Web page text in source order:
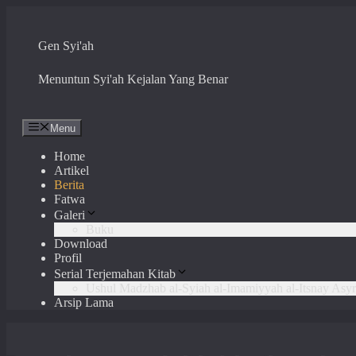
contentGen Syi'ah
Menuntun Syi'ah Kejalan Yang Benar
Menu
Home
Artikel
Berita
Fatwa
Galeri
Download
Profil
Serial Terjemahan Kitab
Arsip Lama